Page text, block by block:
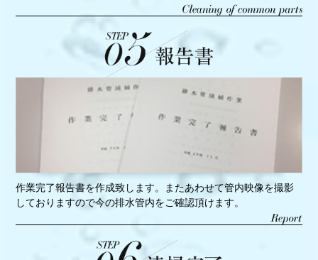
作業完了報告書を作成致します。またあわせて管内映像を撮影
しておりますので今の排水管内をご確認頂けます。